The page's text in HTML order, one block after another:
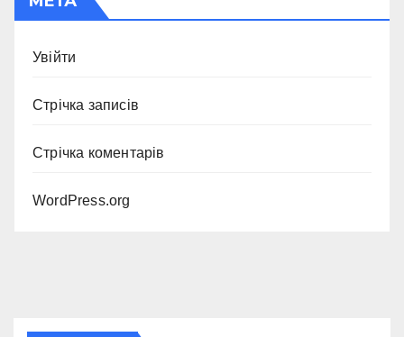
Увійти
Стрічка записів
Стрічка коментарів
WordPress.org